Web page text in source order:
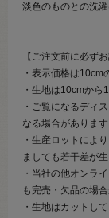
淡色のものとの洗濯
【ご注文前に必ず
・表示価格は10cm
・生地は10cmから
・ご覧になるディ
なる場合があります
・生産ロットによ
ましても若干差が
・当社の他オンラ
も完売・欠品の場
・生地はカットし